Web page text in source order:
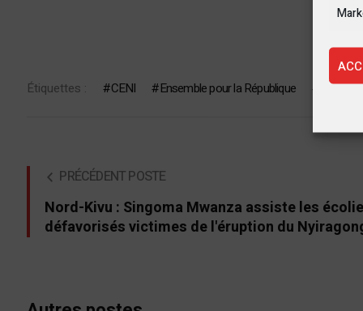
Étiquettes : CENI Ensemble pour la République FCC
PRÉCÉDENT POSTE
Nord-Kivu : Singoma Mwanza assiste les
défavorisés victimes de l'éruption du